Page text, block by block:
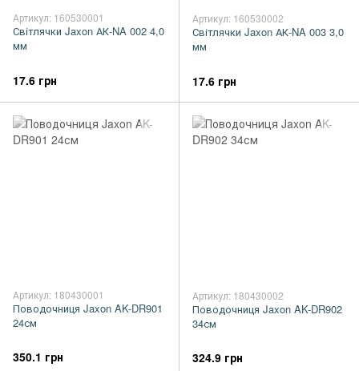
Артикул: 160530001
Світлячки Jaxon АК-NA 002 4,0
мм
17.6 грн
Артикул: 160530002
Світлячки Jaxon АК-NA 003 3,0
мм
17.6 грн
Артикул: 180430001
Поводочниця Jaxon AK-DR901
24см
350.1 грн
Артикул: 180430002
Поводочниця Jaxon AK-DR902
34см
324.9 грн